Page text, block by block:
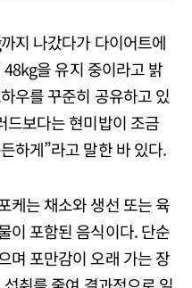
지 나갔다가 다이어트에
을 유지 중이라고 밝
우를 꾸준히 공유하고 있
드보다는 현미밥이 조금
하게”라고 말한 바 있다.
케는 채소와 생선 또는 육
이 포함된 음식이다. 단순
며 포만감이 오래 가는 장